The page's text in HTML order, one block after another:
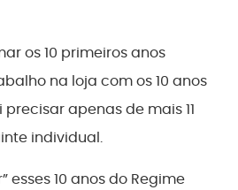
os 10 primeiros anos
na loja com os 10 anos
apenas de mais 11
individual.
esses 10 anos do Regime